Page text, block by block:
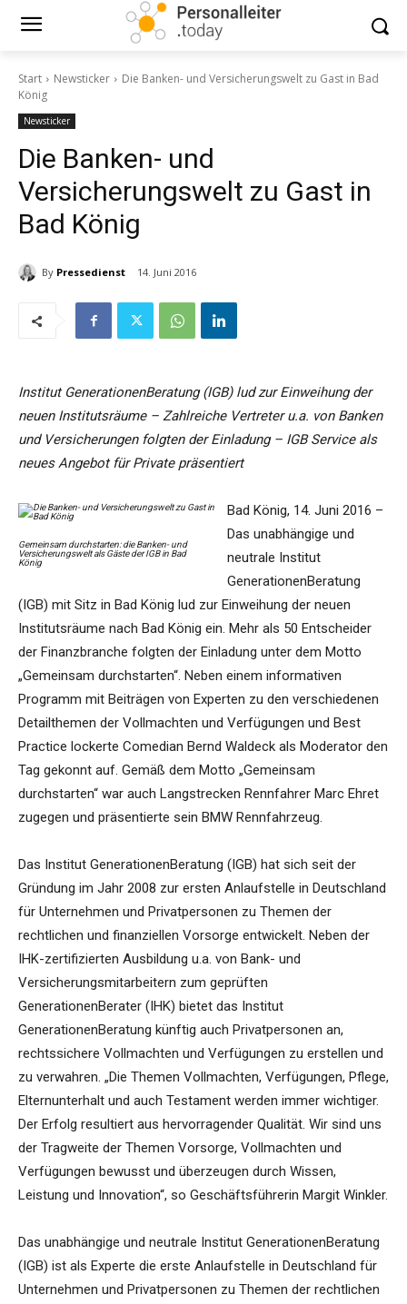
Start Newsticker
Die Banken- und Versicherungswelt zu Gast in Bad
König
Newsticker
Die Banken- und
Versicherungswelt zu Gast in
Bad König
By Pressedienst 14. Juni 2016
Institut GenerationenBeratung (IGB) lud zur Einweihung der
neuen Institutsräume – Zahlreiche Vertreter u.a. von Banken
und Versicherungen folgten der Einladung – IGB Service als
neues Angebot für Private präsentiert
Gemeinsam durchstarten: die Banken- und
Versicherungswelt als Gäste der IGB in Bad
König
Bad König, 14. Juni 2016 –
Das unabhängige und
neutrale Institut
GenerationenBeratung
(IGB) mit Sitz in Bad König lud zur Einweihung der neuen
Institutsräume nach Bad König ein. Mehr als 50 Entscheider
der Finanzbranche folgten der Einladung unter dem Motto
„Gemeinsam durchstarten“. Neben einem informativen
Programm mit Beiträgen von Experten zu den verschiedenen
Detailthemen der Vollmachten und Verfügungen und Best
Practice lockerte Comedian Bernd Waldeck als Moderator den
Tag gekonnt auf. Gemäß dem Motto „Gemeinsam
durchstarten“ war auch Langstrecken Rennfahrer Marc Ehret
zugegen und präsentierte sein BMW Rennfahrzeug.
Das Institut GenerationenBeratung (IGB) hat sich seit der
Gründung im Jahr 2008 zur ersten Anlaufstelle in Deutschland
für Unternehmen und Privatpersonen zu Themen der
rechtlichen und finanziellen Vorsorge entwickelt. Neben der
IHK-zertifizierten Ausbildung u.a. von Bank- und
Versicherungsmitarbeitern zum geprüften
GenerationenBerater (IHK) bietet das Institut
GenerationenBeratung künftig auch Privatpersonen an,
rechtssichere Vollmachten und Verfügungen zu erstellen und
zu verwahren. „Die Themen Vollmachten, Verfügungen, Pflege,
Elternunterhalt und auch Testament werden immer wichtiger.
Der Erfolg resultiert aus hervorragender Qualität. Wir sind uns
der Tragweite der Themen Vorsorge, Vollmachten und
Verfügungen bewusst und überzeugen durch Wissen,
Leistung und Innovation“, so Geschäftsführerin Margit Winkler.
Das unabhängige und neutrale Institut GenerationenBeratung
(IGB) ist als Experte die erste Anlaufstelle in Deutschland für
Unternehmen und Privatpersonen zu Themen der rechtlichen